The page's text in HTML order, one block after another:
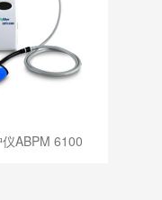
ABPM 6100